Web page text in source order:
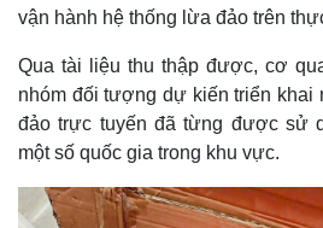
Pháp luật
vận hành hệ thống lừa đảo trên
Qua tài liệu thu thập được, cơ
nhóm đối tượng dự kiến triển
đảo trực tuyến đã từng được sử
một số quốc gia trong khu vực.